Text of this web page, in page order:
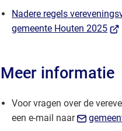
een
Nadere regels
gemeente Houten 2025
Meer informatie
Voor vragen over de
een e-mail naar